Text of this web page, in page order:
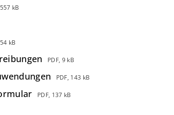
kB
kB
PDF, 9 kB
PDF, 143 kB
PDF, 137 kB